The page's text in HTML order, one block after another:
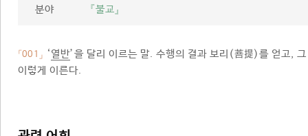
분야
『불교』
「001」 ‘열반’을 달리 이르는 말. 수행의 결과 보리(菩提)를 얻고,
이렇게 이른다.